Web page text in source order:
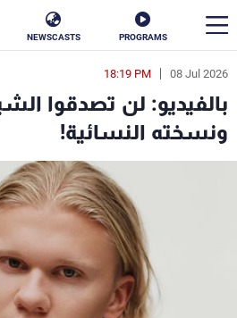
PROGRAMS
NEWSCASTS
08 Jul 2026
18:19 PM
بالفيديو: لن تصدقوا
ونسخته النسائية!
en
الأخبار
سياسة
فن
كأس العالم